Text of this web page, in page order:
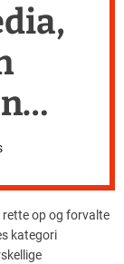
rette op og forvalte
kategori